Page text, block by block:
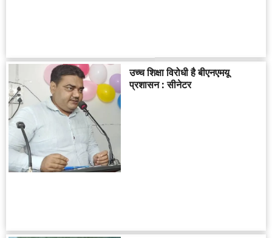
उच्च शिक्षा विरोधी है बीएनएमयू
प्रशासन : सीनेटर